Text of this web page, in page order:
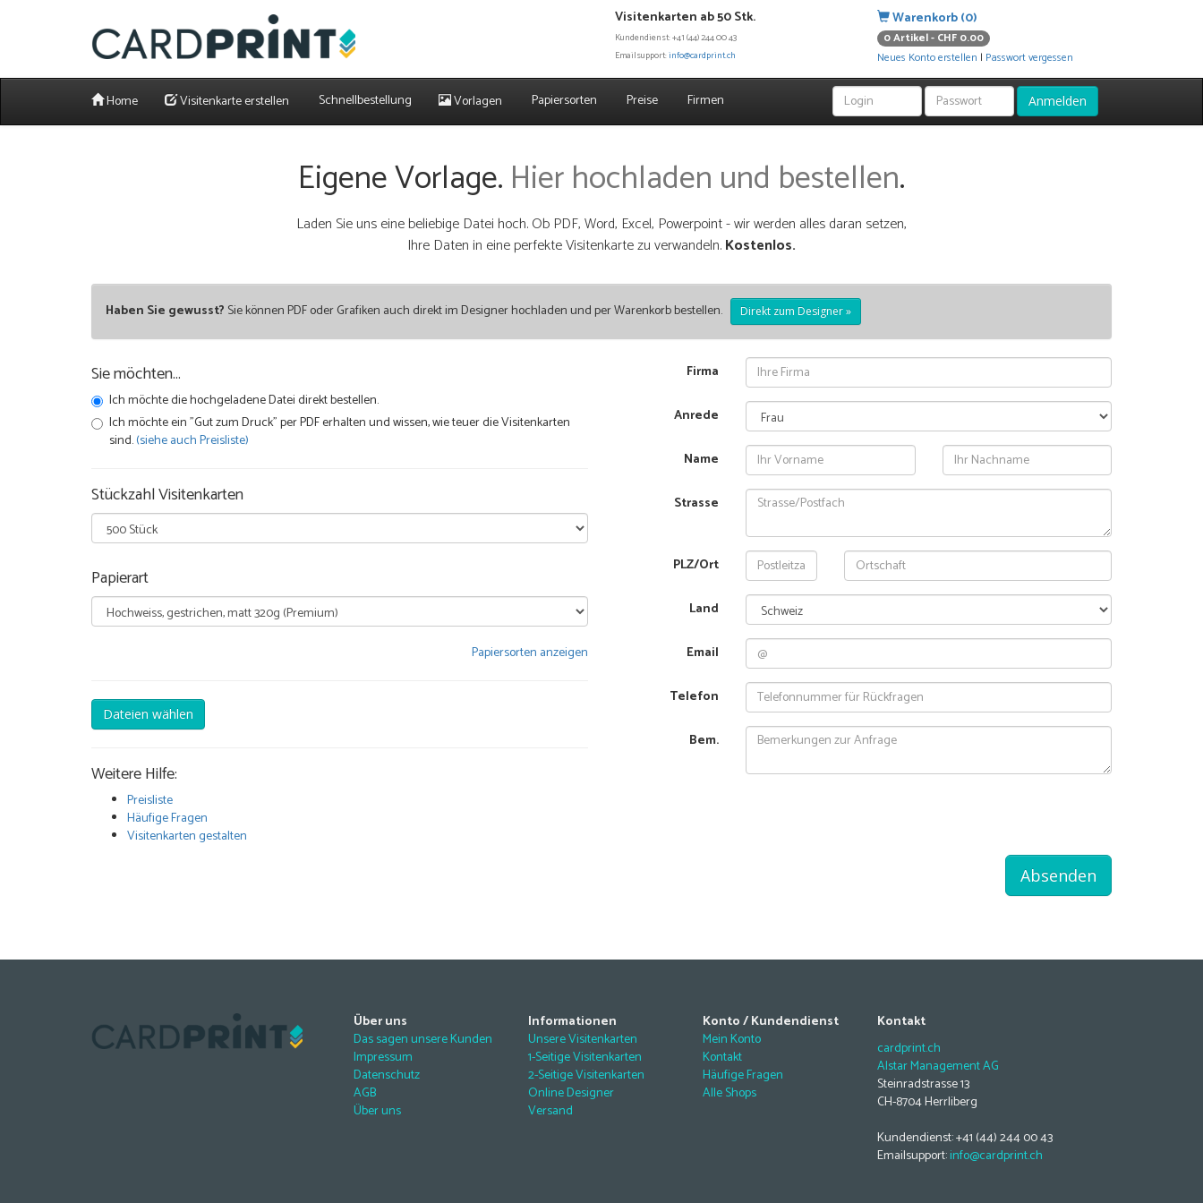
Visitenkarten ab 50 Stk.
Kundendienst: +41 (44) 244 00 43
Emailsupport:info@cardprint.ch
Warenkorb (0)
0 Artikel - CHF 0.00
Neues Konto erstellen | Passwort vergessen
Home Visitenkarte erstellen Schnellbestellung Vorlagen Papiersorten Preise Firmen Anmelden
Eigene Vorlage. Hier hochladen und bestellen.
Laden Sie uns eine beliebige Datei hoch. Ob PDF, Word, Excel, Powerpoint - wir werden alles daran setzen,
Ihre Daten in eine perfekte Visitenkarte zu verwandeln.Kostenlos.
Haben Sie gewusst? Sie können PDF oder Grafiken auch direkt im Designer hochladen und per Warenkorb bestellen. Direkt zum Designer »
Sie möchten...
Ich möchte die hochgeladene Datei direkt bestellen.
Ich möchte ein "Gut zum Druck" per PDF erhalten und wissen, wie teuer die Visitenkarten
sind.(siehe auch Preisliste)
Stückzahl Visitenkarten
Papierart
Papiersorten anzeigen
Dateien wählen
Weitere Hilfe:
Preisliste
Häufige Fragen
Visitenkarten gestalten
Firma
Anrede
Name
Strasse
PLZ/Ort
Land
Email
Telefon
Bem.
Absenden
Über uns
Das sagen unsere Kunden
Impressum
Datenschutz
AGB
Über uns
Informationen
Unsere Visitenkarten
1-Seitige Visitenkarten
2-Seitige Visitenkarten
Online Designer
Versand
Konto / Kundendienst
Mein Konto
Kontakt
Häufige Fragen
Alle Shops
Kontakt
cardprint.ch
Alstar Management AG
Steinradstrasse 13
CH-8704 Herrliberg
Kundendienst: +41 (44) 244 00 43
Emailsupport:info@cardprint.ch